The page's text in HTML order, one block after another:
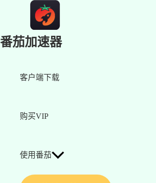
番茄加速器
客户端下载
购买VIP
使用番茄